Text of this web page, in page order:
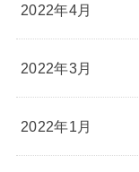
2022年4月
2022年3月
2022年1月